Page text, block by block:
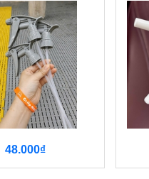
48.000₫